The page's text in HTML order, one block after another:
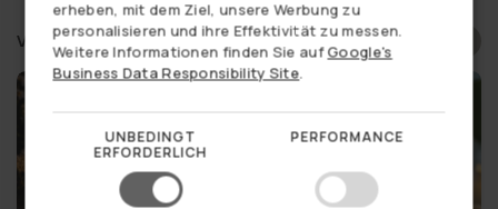
Wohnraumgestaltung wird.
Alles anzeigen:Dekoration, Få på lager, Kerzen, Licht und LED
Lifestyle, Siehe auch,Weihnachten,Wohnraumgestaltung
Verwandte Produkte
erheben, mit dem Ziel, unsere Werbung zu
personalisieren und ihre Effektivität zu messen.
Weitere Informationen finden Sie aufGoogle's
Business Data Responsibility Site.
UNBEDINGT
ERFORDERLICH
PERFORMANCE
Möchten Sie einen geheimen
Rabatt auf Ihren ersten Einkauf?